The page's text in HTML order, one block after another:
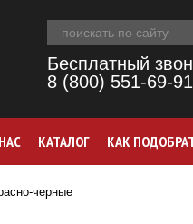
Бесплатный
8 (800) 551-69-91
КАТАЛОГ КАК
черные